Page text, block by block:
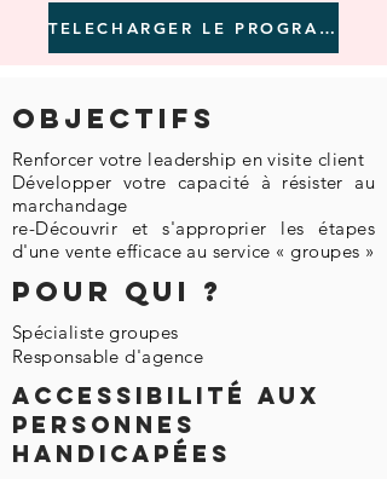
TELECHARGER LE PROGRAMME
Objectifs
Renforcer votre leadership en visite client
Développer votre capacité à résister au
marchandage
re-Découvrir et s'approprier les étapes
d'une vente efficace au service « groupes »
Pour Qui ?
Spécialiste groupes
Responsable d'agence
Accessibilité aux
personnes
handicapées